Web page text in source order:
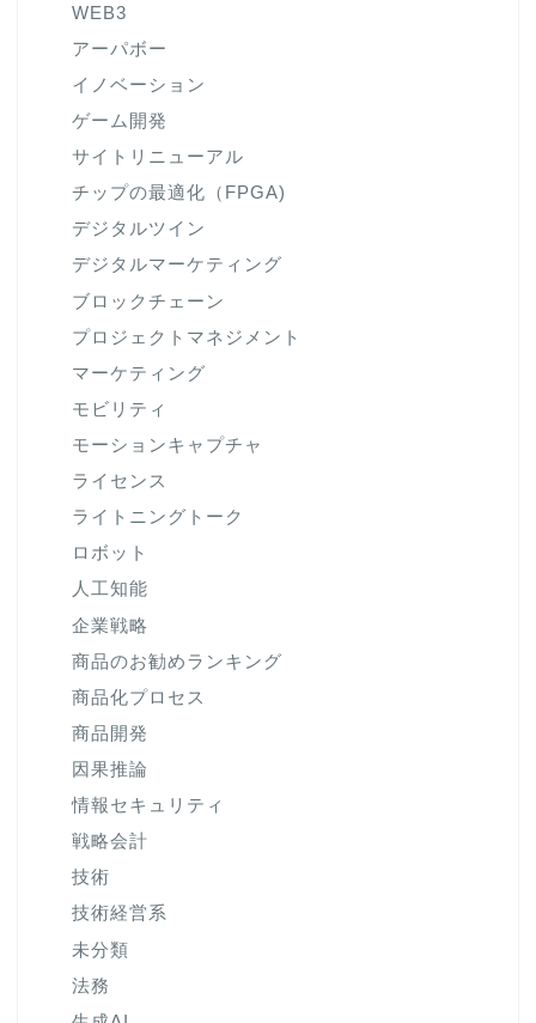
WEB3
アーパボー
イノベーション
ゲーム開発
サイトリニューアル
チップの最適化（FPGA)
デジタルツイン
デジタルマーケティング
ブロックチェーン
プロジェクトマネジメント
マーケティング
モビリティ
モーションキャプチャ
ライセンス
ライトニングトーク
ロボット
人工知能
企業戦略
商品のお勧めランキング
商品化プロセス
商品開発
因果推論
情報セキュリティ
戦略会計
技術
技術経営系
未分類
法務